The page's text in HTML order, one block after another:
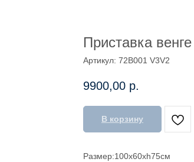
Приставка венге
Артикул: 72B001 V3V2
9900,00 р.
В корзину
Размер:100x60xh75см